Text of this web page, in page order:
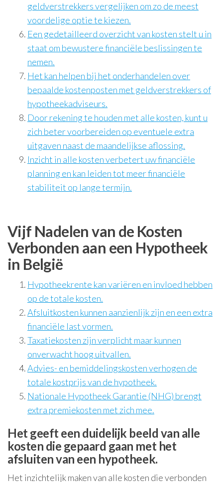
geldverstrekkers vergelijken om zo de meest
voordelige optie te kiezen.
Een gedetailleerd overzicht van kosten stelt u in
staat om bewustere financiële beslissingen te
nemen.
Het kan helpen bij het onderhandelen over
bepaalde kostenposten met geldverstrekkers of
hypotheekadviseurs.
Door rekening te houden met alle kosten, kunt u
zich beter voorbereiden op eventuele extra
uitgaven naast de maandelijkse aflossing.
Inzicht in alle kosten verbetert uw financiële
planning en kan leiden tot meer financiële
stabiliteit op lange termijn.
Vijf Nadelen van de Kosten
Verbonden aan een Hypotheek
in België
Hypotheekrente kan variëren en invloed hebben
op de totale kosten.
Afsluitkosten kunnen aanzienlijk zijn en een extra
financiële last vormen.
Taxatiekosten zijn verplicht maar kunnen
onverwacht hoog uitvallen.
Advies- en bemiddelingskosten verhogen de
totale kostprijs van de hypotheek.
Nationale Hypotheek Garantie (NHG) brengt
extra premiekosten met zich mee.
Het geeft een duidelijk beeld van alle
kosten die gepaard gaan met het
afsluiten van een hypotheek.
Het inzichtelijk maken van alle kosten die verbonden